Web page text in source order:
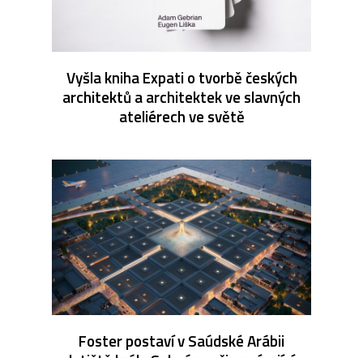
Vyšla kniha Expati o tvorbě českých
architektů a architektek ve slavných
ateliérech ve světě
Foster postaví v Saúdské Arábii